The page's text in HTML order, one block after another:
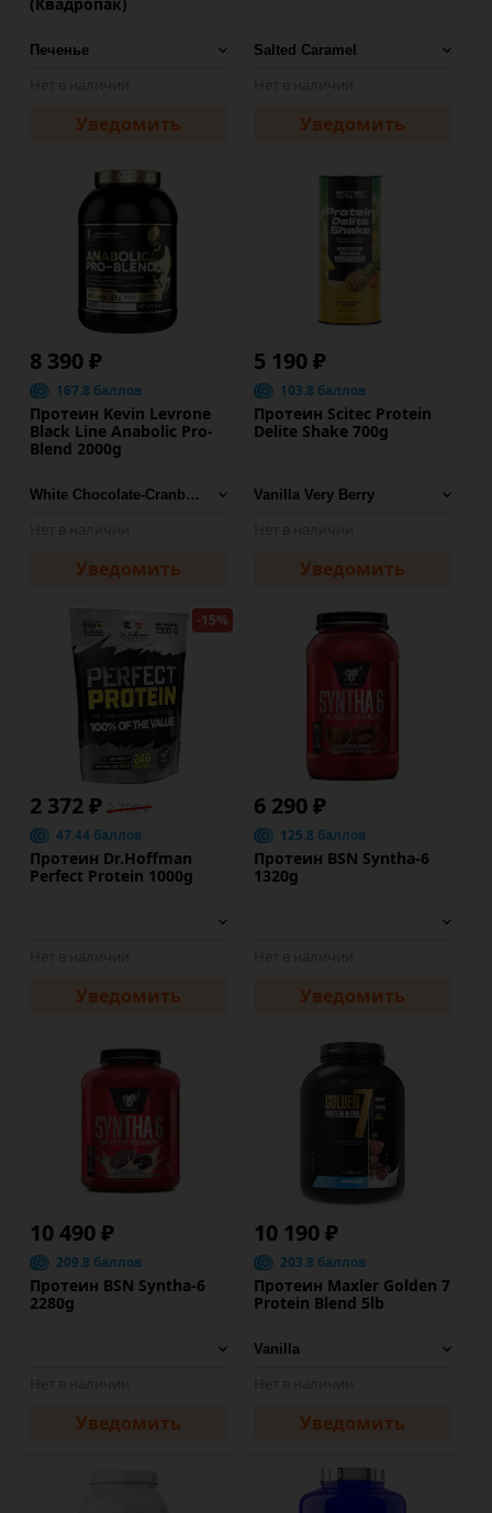
Уведомить Уведомить
8 390 ₽
167.8 баллов
Протеин Kevin Levrone
Black Line Anabolic Pro-
Blend 2000g
Уведомить
5 190 ₽
103.8 баллов
Протеин Scitec Protein
Delite Shake 700g
Уведомить
-15%
2 372 ₽ 2 790 ₽
47.44 баллов
Протеин Dr.Hoffman
Perfect Protein 1000g
Уведомить
6 290 ₽
125.8 баллов
Протеин BSN Syntha-6
1320g
Уведомить
10 490 ₽
209.8 баллов
Протеин BSN Syntha-6
2280g
Уведомить
10 190 ₽
203.8 баллов
Протеин Maxler Golden 7
Protein Blend 5lb
Уведомить